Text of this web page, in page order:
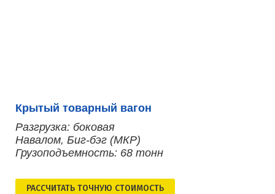
Крытый товарный вагон
Разгрузка: боковая
Навалом, Биг-бэг (МКР)
Грузоподъемность: 68 тонн
РАСCЧИТАТЬ ТОЧНУЮ СТОИМОСТЬ